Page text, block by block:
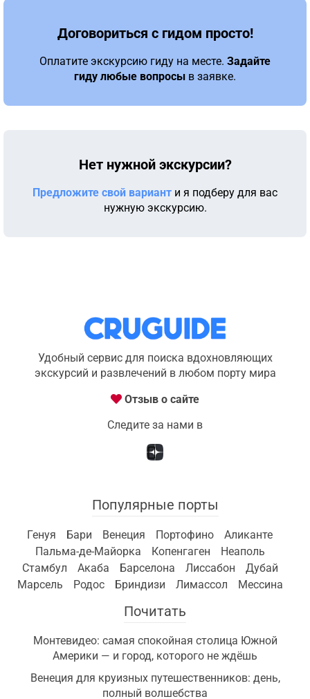
Договориться с гидом просто!
Оплатите экскурсию гиду на месте. Задайте
гиду любые вопросы в заявке.
Нет нужной экскурсии?
Предложите свой вариант и я подберу для вас
нужную экскурсию.
Удобный сервис для поиска вдохновляющих
экскурсий и развлечений в любом порту мира
Отзыв о сайте
Следите за нами в
Популярные порты
Генуя Бари Венеция Портофино
Аликанте
Пальма-де-Майорка
Копенгаген
Неаполь
Стамбул
Акаба Барселона Лиссабон
Дубай
Марсель
Родос Бриндизи Лимассол Мессина
Почитать
Монтевидео: самая спокойная столица Южной
Америки — и город, которого не ждёшь
Венеция для круизных путешественников: день,
полный волшебства